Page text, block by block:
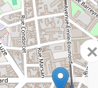
✕